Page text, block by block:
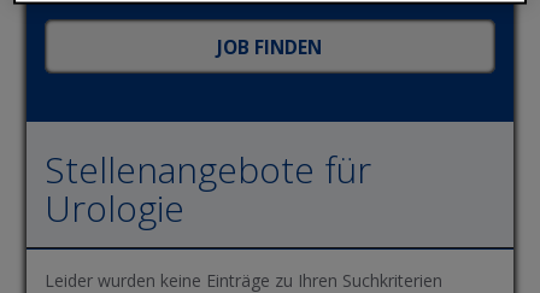
Stellenangebote für
Urologie
Leider wurden keine Einträge zu Ihren Suchkriterien